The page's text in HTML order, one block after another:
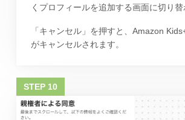
くプロフィールを追加する画面に切り替
「キャンセル」を押すと、Amazon
がキャンセルされます。